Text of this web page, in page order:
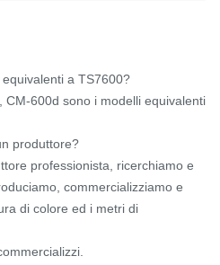
a TS7600?
CM-600d sono i modelli equivalenti
produttore?
professionista, ricerchiamo e
commercializziamo e
di colore ed i metri di